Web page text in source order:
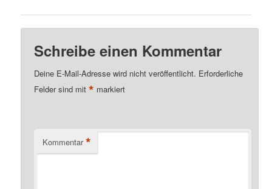
Schreibe einen Kommentar
Deine E-Mail-Adresse wird nicht veröffentlicht. Erforderliche
Felder sind mit* markiert
Kommentar *